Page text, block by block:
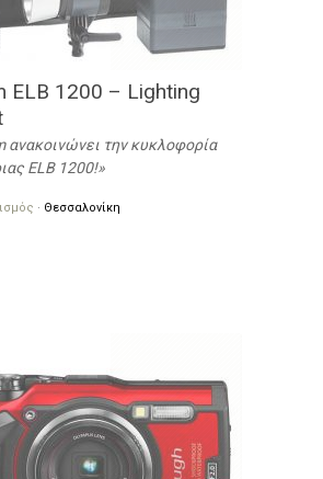
ELB 1200 – Lighting
ανακοινώνει την κυκλοφορία
ELB 1200!
· Θεσσαλονίκη